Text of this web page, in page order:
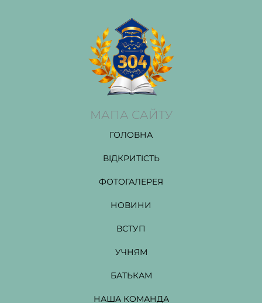
МАПА САЙТУ
ГОЛОВНА
ВІДКРИТІСТЬ
ФОТОГАЛЕРЕЯ
НОВИНИ
ВСТУП
УЧНЯМ
БАТЬКАМ
НАША КОМАНДА